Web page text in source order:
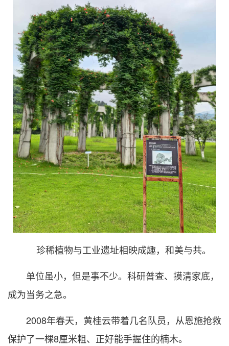
珍稀植物与工业遗址相映成趣，和美与共。
单位虽小，但是事不少。科研普查、摸清家底，
成为当务之急。
2008年春天，黄桂云带着几名队员，从恩施抢救
保护了一棵8厘米粗、正好能手握住的楠木。